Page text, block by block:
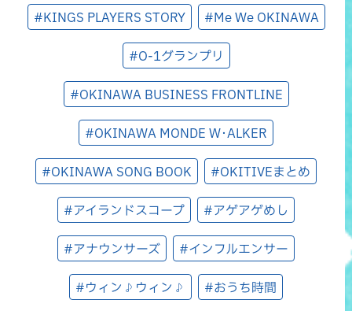
#KINGS PLAYERS STORY #Me We OKINAWA
#O-1グランプリ
#OKINAWA BUSINESS FRONTLINE
#OKINAWA MONDE W･ALKER
#OKINAWA SONG BOOK #OKITIVEまとめ
#アイランドスコープ #アゲアゲめし
#アナウンサーズ #インフルエンサー
#ウィン♪ウィン♪ #おうち時間